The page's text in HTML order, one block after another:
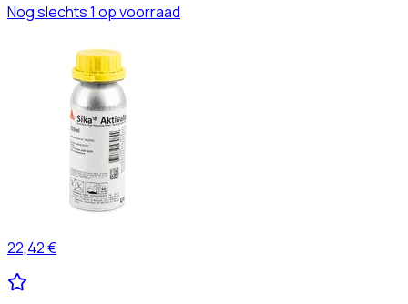
Nog slechts 1 op voorraad
22,42 €